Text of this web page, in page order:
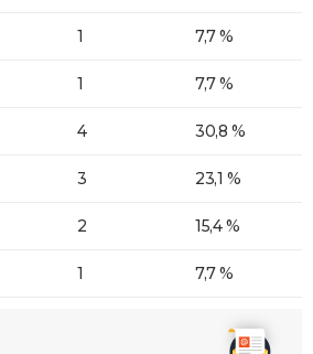
1 7,7 %
1 7,7 %
4 30,8 %
3 23,1 %
2 15,4 %
1 7,7 %